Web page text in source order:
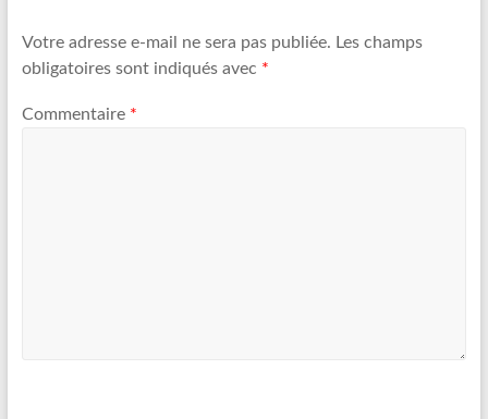
Votre adresse e-mail ne sera pas publiée. Les champs
obligatoires sont indiqués avec *
Commentaire *